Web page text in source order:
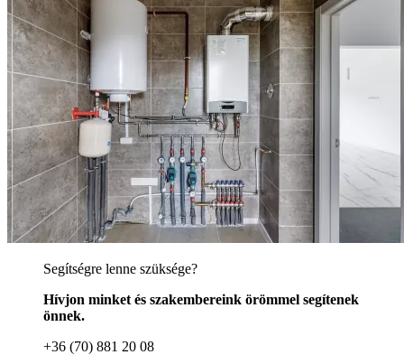
Segítségre lenne szüksége?
Hívjon minket és szakembereink örömmel segítenek
önnek.
+36 (70) 881 20 08